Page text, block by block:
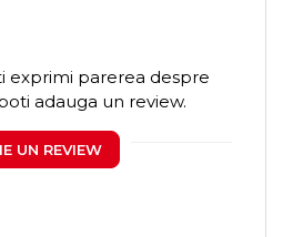
exprimi parerea despre
adauga un review.
UN REVIEW